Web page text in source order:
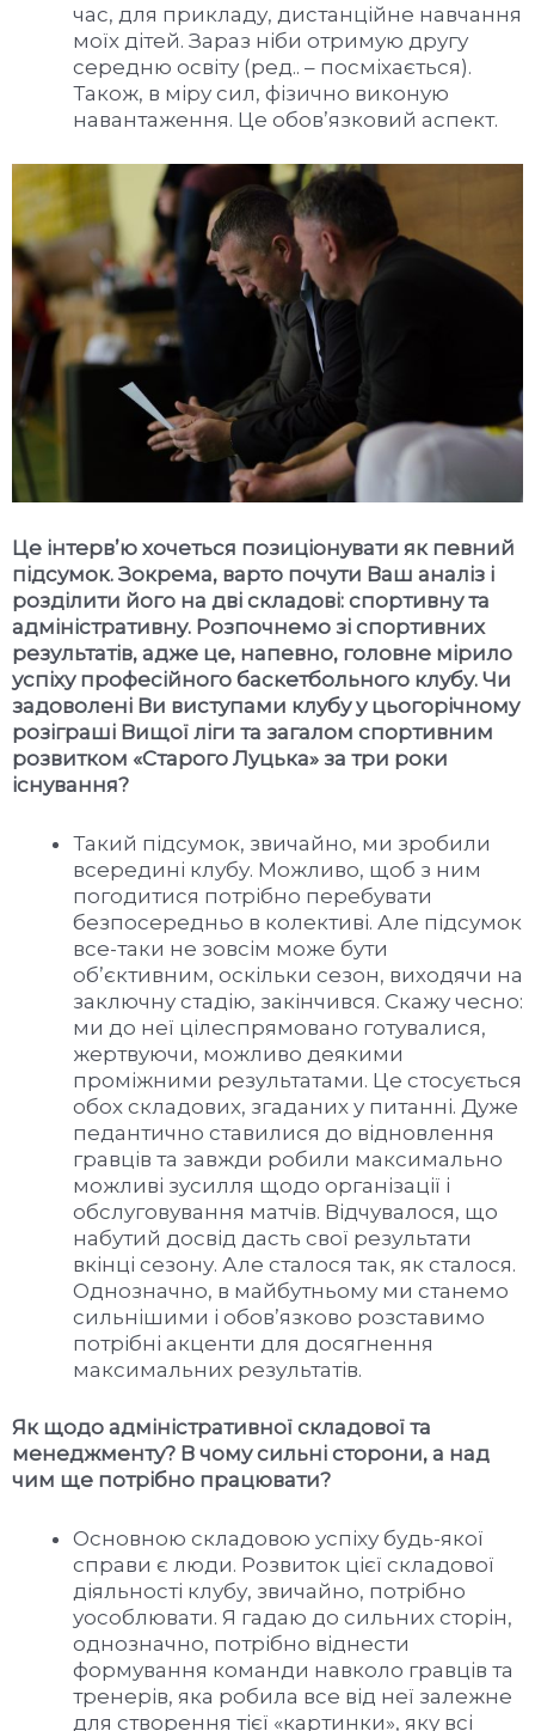
час, для прикладу, дистанційне навчання
моїх дітей. Зараз ніби отримую другу
середню освіту (ред.. – посміхається).
Також, в міру сил, фізично виконую
навантаження. Це обов’язковий аспект.
Це інтерв’ю хочеться позиціонувати як певний
підсумок. Зокрема, варто почути Ваш аналіз і
розділити його на дві складові: спортивну та
адміністративну. Розпочнемо зі спортивних
результатів, адже це, напевно, головне мірило
успіху професійного баскетбольного клубу. Чи
задоволені Ви виступами клубу у цьогорічному
розіграші Вищої ліги та загалом спортивним
розвитком «Старого Луцька» за три роки
існування?
Такий підсумок, звичайно, ми зробили
всередині клубу. Можливо, щоб з ним
погодитися потрібно перебувати
безпосередньо в колективі. Але підсумок
все-таки не зовсім може бути
об’єктивним, оскільки сезон, виходячи на
заключну стадію, закінчився. Скажу чесно:
ми до неї цілеспрямовано готувалися,
жертвуючи, можливо деякими
проміжними результатами. Це стосується
обох складових, згаданих у питанні. Дуже
педантично ставилися до відновлення
гравців та завжди робили максимально
можливі зусилля щодо організації і
обслуговування матчів. Відчувалося, що
набутий досвід дасть свої результати
вкінці сезону. Але сталося так, як сталося.
Однозначно, в майбутньому ми станемо
сильнішими і обов’язково розставимо
потрібні акценти для досягнення
максимальних результатів.
Як щодо адміністративної складової та
менеджменту? В чому сильні сторони, а над
чим ще потрібно працювати?
Основною складовою успіху будь-якої
справи є люди. Розвиток цієї складової
діяльності клубу, звичайно, потрібно
уособлювати. Я гадаю до сильних сторін,
однозначно, потрібно віднести
формування команди навколо гравців та
тренерів, яка робила все від неї залежне
для створення тієї «картинки», яку всі